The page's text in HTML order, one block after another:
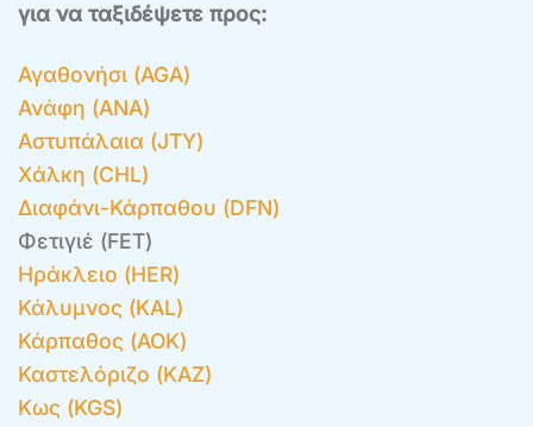
για να ταξιδέψετε προς:
Αγαθονήσι (AGA)
Ανάφη (ANA)
Αστυπάλαια (JTY)
Χάλκη (CHL)
Διαφάνι-Κάρπαθου (DFN)
Φετιγιέ (FET)
Ηράκλειο (HER)
Κάλυμνος (KAL)
Κάρπαθος (AOK)
Καστελόριζο (KAZ)
Κως (KGS)